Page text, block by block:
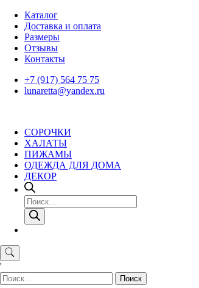
Skip
content
Каталог
Доставка и оплата
Размеры
Отзывы
Контакты
+7 (917) 564 75 75
lunaretta@yandex.ru
СОРОЧКИ
ХАЛАТЫ
ПИЖАМЫ
ОДЕЖДА ДЛЯ ДОМА
ДЕКОР
Поиск
товаров
'
Найти: